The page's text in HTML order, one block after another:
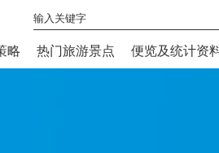
略 热门旅游景点 便览及统计资